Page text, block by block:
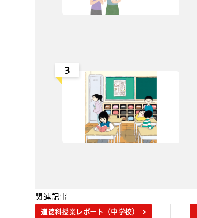
3
関連記事
道徳科授業レポート（中学校）